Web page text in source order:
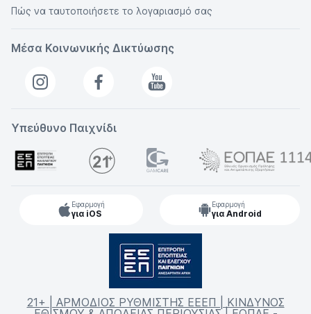
Πώς να ταυτοποιήσετε το λογαριασμό σας
Μέσα Κοινωνικής Δικτύωσης
Υπεύθυνο Παιχνίδι
Εφαρμογή
για iOS
Εφαρμογή
για Android
21+ | ΑΡΜΟΔΙΟΣ ΡΥΘΜΙΣΤΗΣ ΕΕΕΠ | ΚΙΝΔΥΝΟΣ